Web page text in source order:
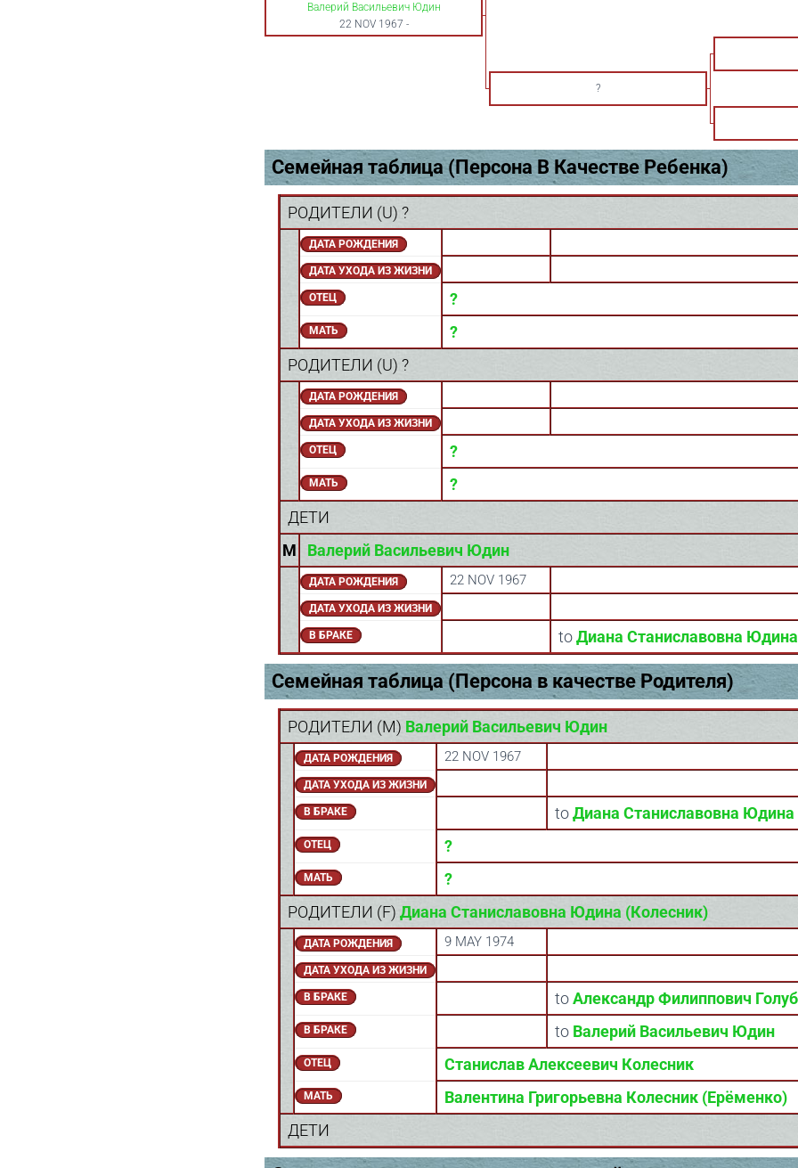
Валерий Васильевич Юдин
22 NOV 1967 -
?
Семейная таблица (Персона В Качестве Ребенка)
РОДИТЕЛИ (U) ?
ДАТА РОЖДЕНИЯ
ДАТА УХОДА ИЗ ЖИЗНИ
ОТЕЦ ?
МАТЬ
?
РОДИТЕЛИ (U) ?
ДАТА РОЖДЕНИЯ
ДАТА УХОДА ИЗ ЖИЗНИ
ОТЕЦ ?
МАТЬ
?
ДЕТИ
M
Валерий Васильевич Юдин
ДАТА РОЖДЕНИЯ 22 NOV 1967
ДАТА УХОДА ИЗ ЖИЗНИ
В БРАКЕ toДиана Станиславовна
Семейная таблица (Персона в качестве Родителя)
РОДИТЕЛИ (M) Валерий Васильевич Юдин
ДАТА РОЖДЕНИЯ 22 NOV 1967
ДАТА УХОДА ИЗ ЖИЗНИ
В БРАКЕ toДиана Станиславовна Юдина
ОТЕЦ ?
МАТЬ
?
РОДИТЕЛИ (F) Диана Станиславовна Юдина (Колесник)
ДАТА РОЖДЕНИЯ 9 MAY 1974
ДАТА УХОДА ИЗ ЖИЗНИ
В БРАКЕ toАлександр Филиппович
В БРАКЕ to Валерий Васильевич Юдин
ОТЕЦ Станислав Алексеевич Колесник
МАТЬ
Валентина Григорьевна Колесник (Ерёменко)
ДЕТИ